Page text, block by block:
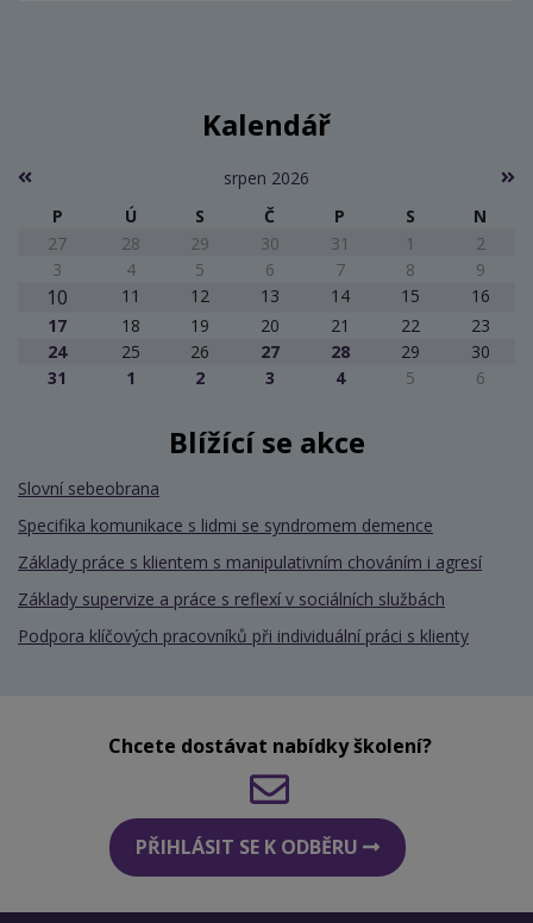
Kalendář
srpen 2026
P
Ú S Č P S
N
27
28 29 30 31 1
2
3
4 5 6 7 8 9
10 11 12 13 14 15
16
17
18 19 20 21 22
23
24
25 26 27 28 29
30
31
1 2 3 4 5 6
Blížící se akce
Slovní sebeobrana
Specifika komunikace s lidmi se syndromem demence
Základy práce s klientem s manipulativním chováním i agresí
Základy supervize a práce s reflexí v sociálních službách
Podpora klíčových pracovníků při individuální práci s klienty
Chcete dostávat nabídky školení?
PŘIHLÁSIT SE K ODBĚRU